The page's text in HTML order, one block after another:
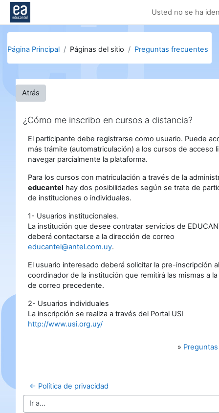
Salta al contenido principal
Usted no se ha
Página Principal Páginas del sitio Preguntas frecuentes
Atrás
¿Cómo me inscribo en cursos a distancia?
El participante debe registrarse como usuario. Puede
más trámite (automatriculación) a los cursos de acceso
navegar parcialmente la plataforma.
Para los cursos con matriculación a través de la
educantel hay dos posibilidades según se trate de
de instituciones o individuales.
1- Usuarios institucionales.
La institución que desee contratar servicios de
deberá contactarse a la dirección de correo
educantel@antel.com.uy.
El usuario interesado deberá solicitar la pre-inscripción al
coordinador de la institución que remitirá las mismas a
de correo precedente.
2- Usuarios individuales
La inscripción se realiza a través del Portal USI
http://www.usi.org.uy/
»
← Política de privacidad
Ir a...